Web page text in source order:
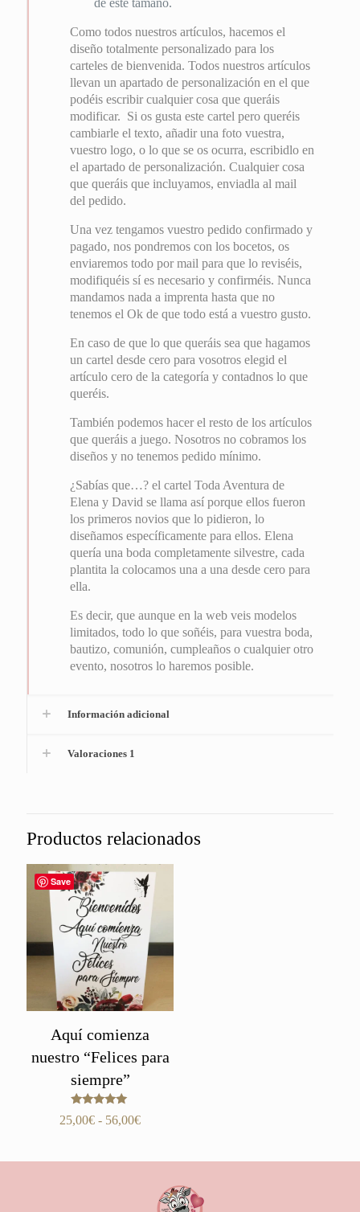
Como todos nuestros artículos, hacemos el
diseño totalmente personalizado para los
carteles de bienvenida. Todos nuestros artículos
llevan un apartado de personalización en el que
podéis escribir cualquier cosa que queráis
modificar. Si os gusta este cartel pero queréis
cambiarle el texto, añadir una foto vuestra,
vuestro logo, o lo que se os ocurra, escribidlo en
el apartado de personalización. Cualquier cosa
que queráis que incluyamos, enviadla al mail
del pedido.
Una vez tengamos vuestro pedido confirmado y
pagado, nos pondremos con los bocetos, os
enviaremos todo por mail para que lo reviséis,
modifiquéis sí es necesario y confirméis. Nunca
mandamos nada a imprenta hasta que no
tenemos el Ok de que todo está a vuestro gusto.
En caso de que lo que queráis sea que hagamos
un cartel desde cero para vosotros elegid el
artículo cero de la categoría y contadnos lo que
queréis.
También podemos hacer el resto de los artículos
que queráis a juego. Nosotros no cobramos los
diseños y no tenemos pedido mínimo.
¿Sabías que…? el cartel Toda Aventura de
Elena y David se llama así porque ellos fueron
los primeros novios que lo pidieron, lo
diseñamos específicamente para ellos. Elena
quería una boda completamente silvestre, cada
plantita la colocamos una a una desde cero para
ella.
Es decir, que aunque en la web veis modelos
limitados, todo lo que soñéis, para vuestra boda,
bautizo, comunión, cumpleaños o cualquier otro
evento, nosotros lo haremos posible.
Información adicional
Valoraciones 1
Productos relacionados
Save
Aquí comienza
nuestro “Felices para
siempre”
Valorado
con
25,00€ - 56,00€Rango
25,00€
hasta